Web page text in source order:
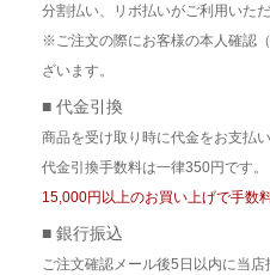
分割払い、リボ払いがご利用いただ
※ご注文の際にお客様の本人確認
ざいます。
■ 代金引換
商品を受け取り時に代金をお支払
代金引換手数料は一律350円です。
15,000円以上のお買い上げで手数
■ 銀行振込
ご注文確認メール後5日以内に当店